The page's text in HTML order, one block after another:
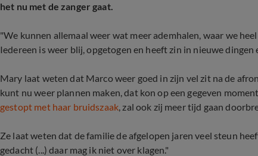
het nu met de zanger gaat.
"We kunnen allemaal weer wat meer ademhalen, waar we
Iedereen is weer blij, opgetogen en heeft zin in nieuwe dingen
Mary laat weten dat Marco weer goed in zijn vel zit na de
kunt nu weer plannen maken, dat kon op een gegeven
gestopt met haar bruidszaak, zal ook zij meer tijd gaan
Ze laat weten dat de familie de afgelopen jaren veel steun
gedacht (...) daar mag ik niet over klagen."